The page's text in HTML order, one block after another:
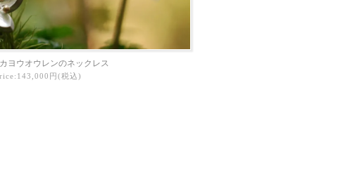
ヨウオウレンのネックレス
円(税込)